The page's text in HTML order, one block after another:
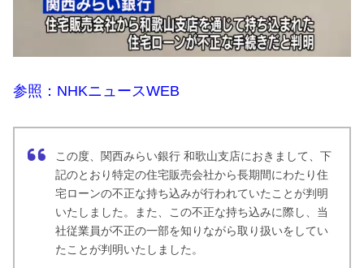
参照：NHKニュースWEB
この度、関西みらい銀行 和歌山支店におきまして、下
記のとおり特定の住宅販売会社から長期間にわたり住
宅ローンの不正な持ち込みが行われていたことが判明
いたしました。また、この不正な持ち込みに際し、当
社従業員が不正の一部を知りながら取り扱いをしてい
たことが判明いたしました。